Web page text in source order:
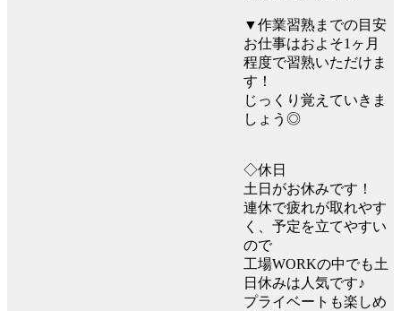
▼作業習熟までの目安
お仕事はおよそ1ヶ月
程度で習熟いただけま
す！
じっくり覚えていきま
しょう◎
◇休日
土日がお休みです！
連休で疲れが取れやす
く、予定を立てやすい
ので
工場WORKの中でも土
日休みは人気です♪
プライベートも楽しめ